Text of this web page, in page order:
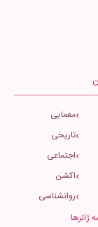
معمایی
تاریخی
اجتماعی
اکشن
روانشناسی